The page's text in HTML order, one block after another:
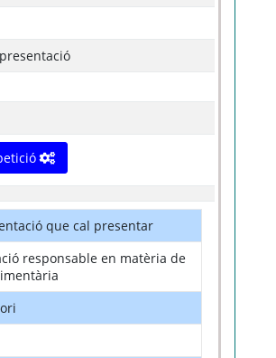
que cal presentar
responsable en matèria de